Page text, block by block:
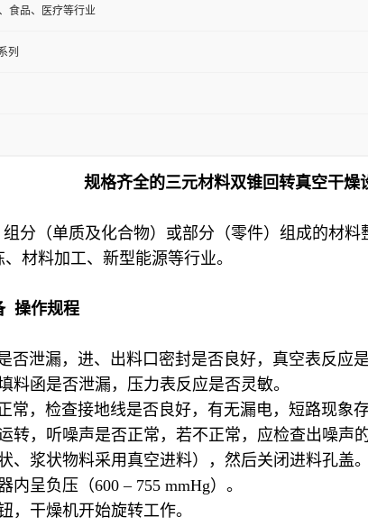
食品、医疗等行业
列
规格齐全的三元材料双锥回转真空干燥
分（单质及化合物）或部分（零件）组成的材
材料加工、新型能源等行业。
操作规程
泄漏，进、出料口密封是否良好，真空表反应是
函是否泄漏，压力表反应是否灵敏。
，检查接地线是否良好，有无漏电，短路现象存
转，听噪声是否正常，若不正常，应检查出噪声
浆状物料采用真空进料），然后关闭进料孔盖。
呈负压（600 – 755 mmHg）。
，干燥机开始旋转工作。